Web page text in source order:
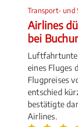
Transport- und
Airlines
bei
eines Fluges
Flugpreises
entschied
bestätigte
Airlines.